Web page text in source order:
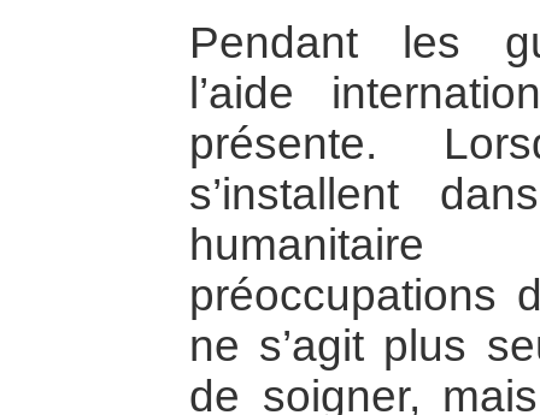
Pendant les
l’aide
présente.
s’installent
humanitaire
préoccupations
ne s’agit plus
de soigner,